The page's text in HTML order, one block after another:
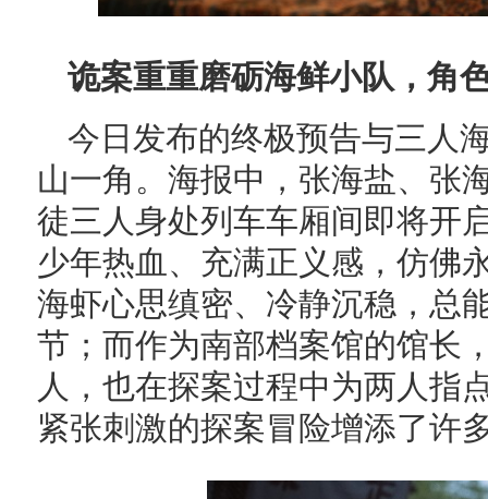
诡案重重磨砺海鲜小队，角
今日发布的终极预告与三人
山一角。海报中，张海盐、张
徒三人身处列车车厢间即将开
少年热血、充满正义感，仿佛
海虾心思缜密、冷静沉稳，总
节；而作为南部档案馆的馆长
人，也在探案过程中为两人指
紧张刺激的探案冒险增添了许